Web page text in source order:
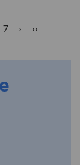
Page
7
Page
›
Dernière
››